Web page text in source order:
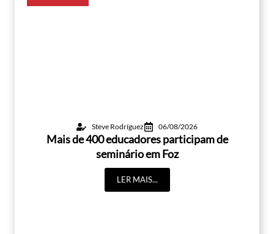
Steve Rodríguez 06/08/2026
Mais de 400 educadores participam de
seminário em Foz
LER MAIS...